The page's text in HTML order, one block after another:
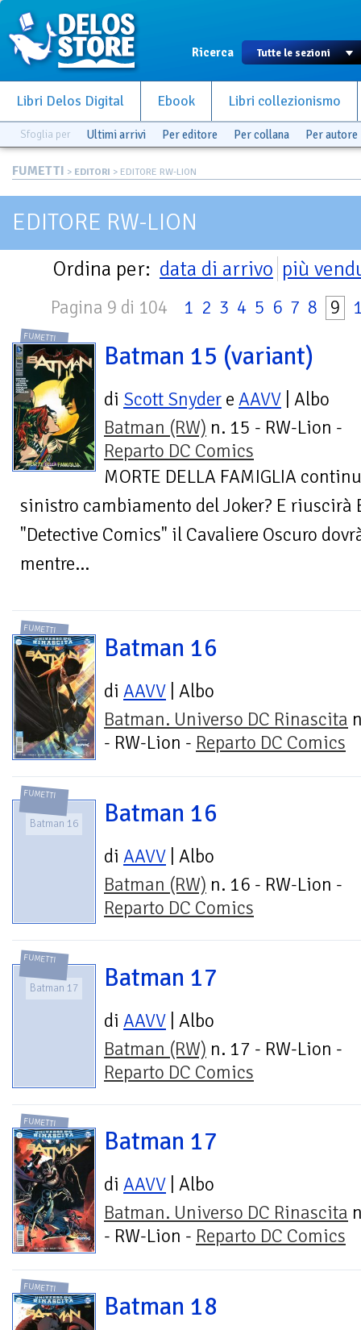
Ricerca
Libri Delos Digital Ebook Libri collezionismo
Sfoglia per Ultimi arrivi Per editore Per collana Per autore
FUMETTI > EDITORI > EDITORE RW-LION
EDITORE RW-LION
Ordina per: data di arrivo più
Pagina 9 di 104 1 2 3 4 5 6 7 8 9
FUMETTI
Batman 15 (variant)
di Scott Snyder e AAVV | Albo
Batman (RW) n. 15 - RW-Lion -
Reparto DC Comics
MORTE DELLA FAMIGLIA
sinistro cambiamento del Joker? E riuscirà
"Detective Comics" il Cavaliere Oscuro
mentre...
FUMETTI
Batman 16
di AAVV | Albo
Batman. Universo DC Rinascita
- RW-Lion - Reparto DC Comics
FUMETTI
Batman 16 Batman 16
di AAVV | Albo
Batman (RW) n. 16 - RW-Lion -
Reparto DC Comics
FUMETTI
Batman 17 Batman 17
di AAVV | Albo
Batman (RW) n. 17 - RW-Lion -
Reparto DC Comics
FUMETTI
Batman 17
di AAVV | Albo
Batman. Universo DC Rinascita
- RW-Lion - Reparto DC Comics
FUMETTI
Batman 18